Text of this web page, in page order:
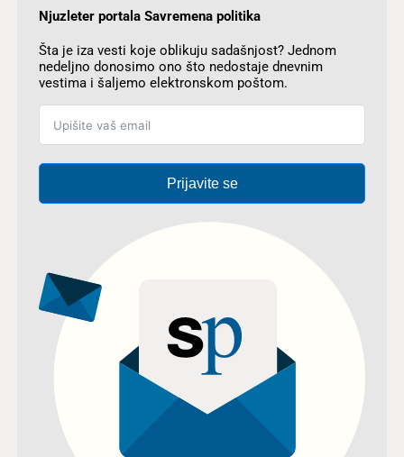
Njuzleter portala Savremena politika
Šta je iza vesti koje oblikuju sadašnjost? Jednom
nedeljno donosimo ono što nedostaje dnevnim
vestima i šaljemo elektronskom poštom.
Prijavite se